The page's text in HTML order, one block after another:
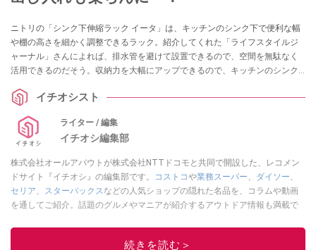
ニトリの「シンク下伸縮ラック イータ」は、キッチンのシンク下で便利な幅
や棚の高さを細かく調整できるラック。紹介してくれた「ライフスタイルジ
ャーナル」さんによれば、排水管を避けて設置できるので、空間を無駄なく
活用できるのだそう。収納力を大幅にアップできるので、キッチンのシンク
イチオシスト
ライター / 編集
イチオシ編集部
株式会社オールアバウトが株式会社NTTドコモと共同で開設した、レコメン
ドサイト『イチオシ』の編集部です。
コストコや業務スーパー、 ダイソー、
セリア、 スターバックスなどの人気ショップの隠れた名品を、コラムや動画
を通してご紹介。話題のグルメやマニアが紹介するアウトドア情報も満載で
レビューしています。毎日トレンド情報をお届けしているので、ぜひ
してください！続きを読む＞